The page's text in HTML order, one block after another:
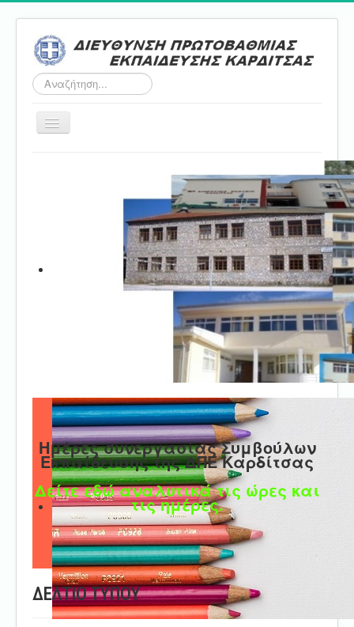
Αναζήτηση...
Εναλλαγή
Ημέρες συνεργασίας Συμβούλων
Εκπαίδευσης της ΔΠΕ Καρδίτσας
Δείτε εδώ αναλυτικά τις ώρες και
τις ημέρες.
ΔΕΛΤΙΟ ΤΥΠΟΥ